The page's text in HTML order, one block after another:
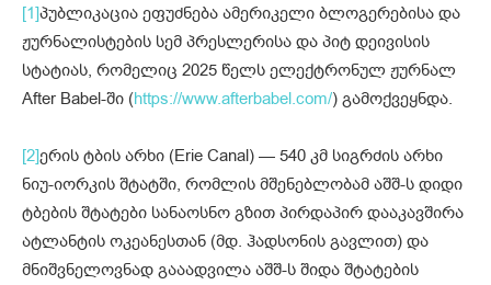
[1]პუბლიკაცია ეფუძნება ამერიკელი ბლოგერებისა და
ჟურნალისტების სემ პრესლერისა და პიტ დეივისის
სტატიას, რომელიც 2025 წელს ელექტრონულ ჟურნალ
After Babel-ში (https://www.afterbabel.com/) გამოქვეყნდა.
[2]ერის ტბის არხი (Erie Canal) — 540 კმ სიგრძის არხი
ნიუ-იორკის შტატში, რომლის მშენებლობამ აშშ-ს დიდი
ტბების შტატები სანაოსნო გზით პირდაპირ დააკავშირა
ატლანტის ოკეანესთან (მდ. ჰადსონის გავლით) და
მნიშვნელოვნად გააადვილა აშშ-ს შიდა შტატების